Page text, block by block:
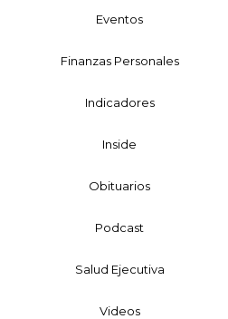
Eventos
Finanzas Personales
Indicadores
Inside
Obituarios
Podcast
Salud Ejecutiva
Videos